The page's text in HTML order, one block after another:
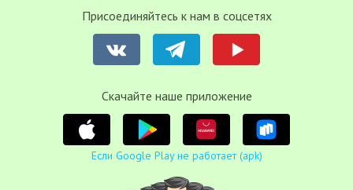
Присоединяйтесь к нам в соцсетях
Cкачайте наше приложение
Если Google Play не работает (apk)